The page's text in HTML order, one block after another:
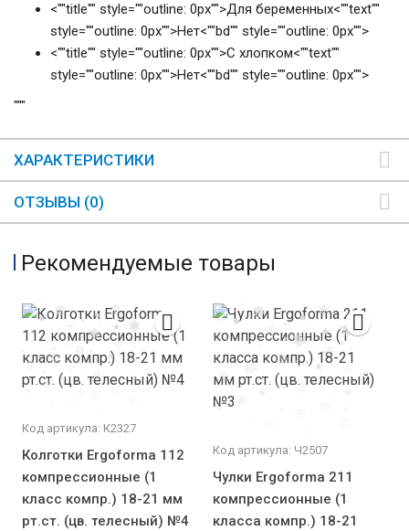
<""title"" style=""outline: 0px"">Для беременных<""text""
style=""outline: 0px"">Нет<""bd"" style=""outline: 0px"">
<""title"" style=""outline: 0px"">С хлопком<""text""
style=""outline: 0px"">Нет<""bd"" style=""outline: 0px"">
"""
ХАРАКТЕРИСТИКИ
ОТЗЫВЫ (0)
Рекомендуемые товары
Код артикула: К2327
Колготки Ergoforma 112
компрессионные (1
класс компр.) 18-21 мм
рт.ст. (цв. телесный) №4
Код артикула: Ч2507
Чулки Ergoforma 211
компрессионные (1
класса компр.) 18-21